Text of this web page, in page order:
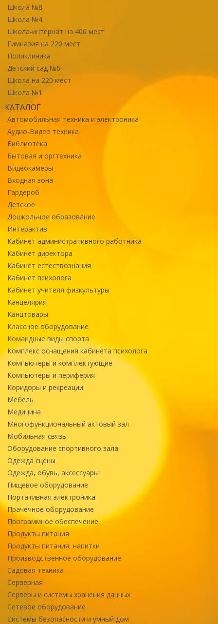
Школа №8
Школа №4
Школа-интернат на 400 мест
Гимназия на 220 мест
Поликлиника
Детский сад №6
Школа на 220 мест
Школа №1
КАТАЛОГ
Автомобильная техника и электроника
Аудио-Видео техника
Библиотека
Бытовая и оргтехника
Видеокамеры
Входная зона
Гардероб
Детское
Дошкольное образование
Интерактив
Кабинет административного работника
Кабинет директора
Кабинет естествознания
Кабинет психолога
Кабинет учителя физкультуры
Канцелярия
Канцтовары
Классное оборудование
Командные виды спорта
Комплекс оснащения кабинета психолога
Компьютеры и комплектующие
Компьютеры и периферия
Коридоры и рекреации
Мебель
Медицина
Многофункциональный актовый зал
Мобильная связь
Оборудование спортивного зала
Одежда сцены
Одежда, обувь, аксессуары
Пищевое оборудование
Портативная электроника
Прачечное оборудование
Программное обеспечение
Продукты питания
Продукты питания, напитки
Производственное оборудование
Садовая техника
Серверная
Серверы и системы хранения данных
Сетевое оборудование
Системы безопасности и умный дом